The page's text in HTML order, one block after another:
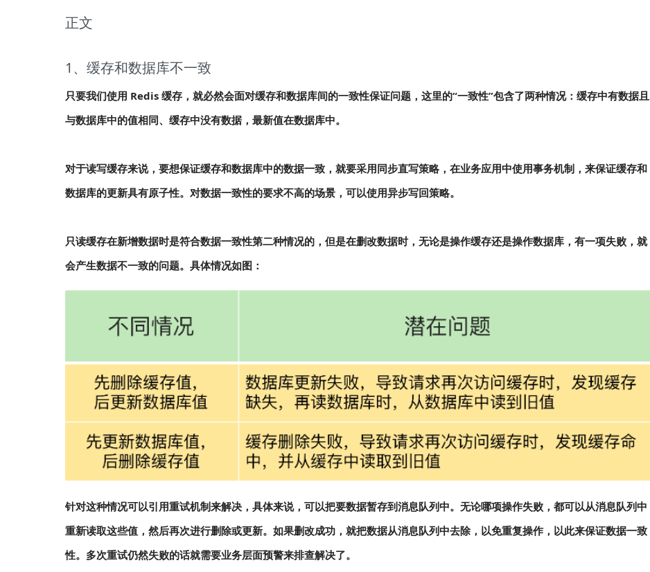
正文
1、缓存和数据库不一致
只要我们使用 Redis 缓存，就必然会面对缓存和数据库间的一致性保证问题，这里的“一致性”包含了两种情况：缓存中有数据且
与数据库中的值相同、缓存中没有数据，最新值在数据库中。
对于读写缓存来说，要想保证缓存和数据库中的数据一致，就要采用同步直写策略，在业务应用中使用事务机制，来保证缓存和
数据库的更新具有原子性。对数据一致性的要求不高的场景，可以使用异步写回策略。
只读缓存在新增数据时是符合数据一致性第二种情况的，但是在删改数据时，无论是操作缓存还是操作数据库，有一项失败，就
会产生数据不一致的问题。具体情况如图：
针对这种情况可以引用重试机制来解决，具体来说，可以把要数据暂存到消息队列中。无论哪项操作失败，都可以从消息队列中
重新读取这些值，然后再次进行删除或更新。如果删改成功，就把数据从消息队列中去除，以免重复操作，以此来保证数据一致
性。多次重试仍然失败的话就需要业务层面预警来排查解决了。